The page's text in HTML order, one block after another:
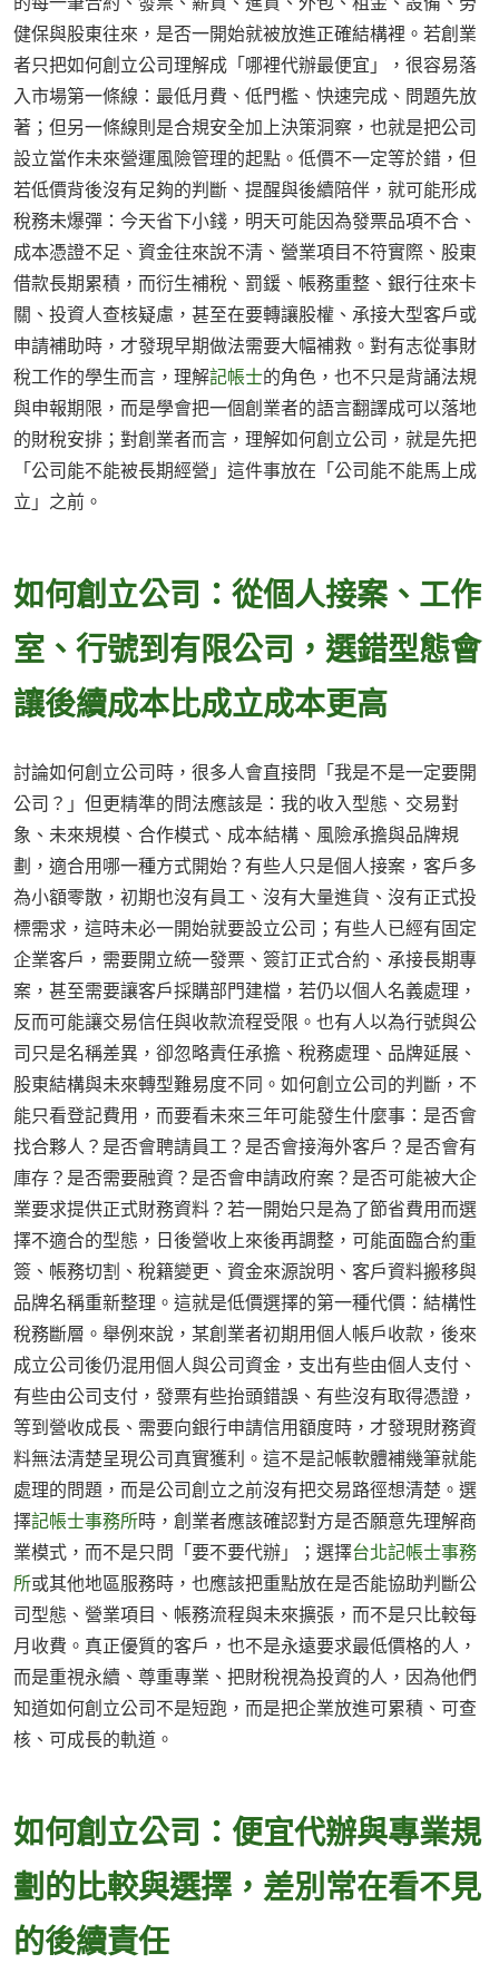
健保與股東往來，是否一開始就被放進正確結構裡。若創業
者只把如何創立公司理解成「哪裡代辦最便宜」，很容易落
入市場第一條線：最低月費、低門檻、快速完成、問題先放
著；但另一條線則是合規安全加上決策洞察，也就是把公司
設立當作未來營運風險管理的起點。低價不一定等於錯，但
若低價背後沒有足夠的判斷、提醒與後續陪伴，就可能形成
稅務未爆彈：今天省下小錢，明天可能因為發票品項不合、
成本憑證不足、資金往來說不清、營業項目不符實際、股東
借款長期累積，而衍生補稅、罰鍰、帳務重整、銀行往來卡
關、投資人查核疑慮，甚至在要轉讓股權、承接大型客戶或
申請補助時，才發現早期做法需要大幅補救。對有志從事財
稅工作的學生而言，理解記帳士的角色，也不只是背誦法規
與申報期限，而是學會把一個創業者的語言翻譯成可以落地
的財稅安排；對創業者而言，理解如何創立公司，就是先把
「公司能不能被長期經營」這件事放在「公司能不能馬上成
立」之前。
如何創立公司：從個人接案、工作
室、行號到有限公司，選錯型態會
讓後續成本比成立成本更高
討論如何創立公司時，很多人會直接問「我是不是一定要開
公司？」但更精準的問法應該是：我的收入型態、交易對
象、未來規模、合作模式、成本結構、風險承擔與品牌規
劃，適合用哪一種方式開始？有些人只是個人接案，客戶多
為小額零散，初期也沒有員工、沒有大量進貨、沒有正式投
標需求，這時未必一開始就要設立公司；有些人已經有固定
企業客戶，需要開立統一發票、簽訂正式合約、承接長期專
案，甚至需要讓客戶採購部門建檔，若仍以個人名義處理，
反而可能讓交易信任與收款流程受限。也有人以為行號與公
司只是名稱差異，卻忽略責任承擔、稅務處理、品牌延展、
股東結構與未來轉型難易度不同。如何創立公司的判斷，不
能只看登記費用，而要看未來三年可能發生什麼事：是否會
找合夥人？是否會聘請員工？是否會接海外客戶？是否會有
庫存？是否需要融資？是否會申請政府案？是否可能被大企
業要求提供正式財務資料？若一開始只是為了節省費用而選
擇不適合的型態，日後營收上來後再調整，可能面臨合約重
簽、帳務切割、稅籍變更、資金來源說明、客戶資料搬移與
品牌名稱重新整理。這就是低價選擇的第一種代價：結構性
稅務斷層。舉例來說，某創業者初期用個人帳戶收款，後來
成立公司後仍混用個人與公司資金，支出有些由個人支付、
有些由公司支付，發票有些抬頭錯誤、有些沒有取得憑證，
等到營收成長、需要向銀行申請信用額度時，才發現財務資
料無法清楚呈現公司真實獲利。這不是記帳軟體補幾筆就能
處理的問題，而是公司創立之前沒有把交易路徑想清楚。選
擇記帳士事務所時，創業者應該確認對方是否願意先理解商
業模式，而不是只問「要不要代辦」；選擇台北記帳士事務
所或其他地區服務時，也應該把重點放在是否能協助判斷公
司型態、營業項目、帳務流程與未來擴張，而不是只比較每
月收費。真正優質的客戶，也不是永遠要求最低價格的人，
而是重視永續、尊重專業、把財稅視為投資的人，因為他們
知道如何創立公司不是短跑，而是把企業放進可累積、可查
核、可成長的軌道。
如何創立公司：便宜代辦與專業規
劃的比較與選擇，差別常在看不見
的後續責任